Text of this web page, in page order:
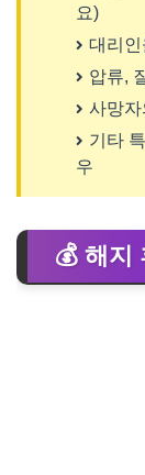
요)
대리인
압류,
사망
기타
우
💰 해지